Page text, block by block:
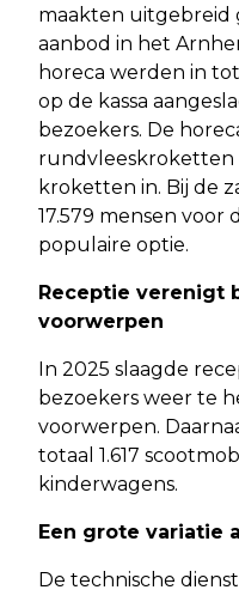
maakten uitgebreid
aanbod in het
horeca werden in
op de kassa
bezoekers. De
rundvleeskroketten
kroketten in. Bij de
17.579 mensen voor
populaire optie.
Receptie verenigt
voorwerpen
In 2025 slaagde
bezoekers weer te
voorwerpen.
totaal 1.617
kinderwagens.
Een grote variatie
De technische